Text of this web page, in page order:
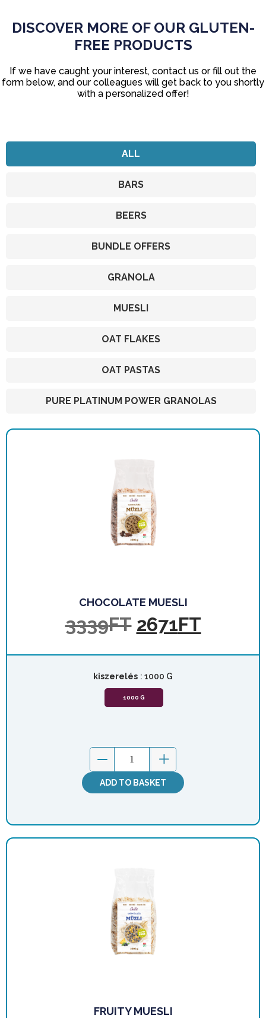
DISCOVER MORE OF OUR GLUTEN-
FREE PRODUCTS
If we have caught your interest, contact us or fill out the
form below, and our colleagues will get back to you shortly
with a personalized offer!
ALL
BARS
BEERS
BUNDLE OFFERS
GRANOLA
MUESLI
OAT FLAKES
OAT PASTAS
PURE PLATINUM POWER GRANOLAS
CHOCOLATE MUESLI
3339FT 2671FT
kiszerelés : 1000 G
1000 G
ADD TO BASKET
FRUITY MUESLI